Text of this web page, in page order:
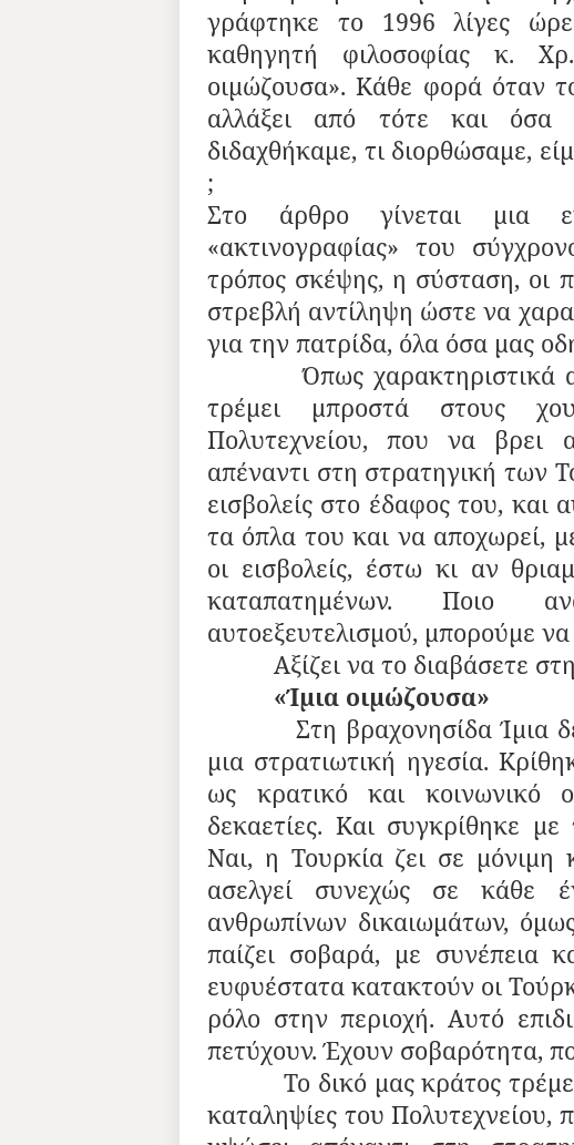
γράφτηκε το 1996 λίγες
καθηγητή φιλοσοφίας κ.
οιμώζουσα». Κάθε φορά όταν
αλλάξει από τότε και
διδαχθήκαμε, τι διορθώσαμε,
;
Στο άρθρο γίνεται μια
«ακτινογραφίας» του
τρόπος σκέψης, η σύσταση, οι
στρεβλή αντίληψη ώστε να
για την πατρίδα, όλα όσα μας
Όπως χαρακτηριστικά
τρέμει μπροστά στους
Πολυτεχνείου, που να
απέναντι στη στρατηγική των
εισβολείς στο έδαφος του, και
τα όπλα του και να αποχωρεί,
οι εισβολείς, έστω κι αν
καταπατημένων. Ποιο
αυτοεξευτελισμού, μπορούμε
Αξίζει να το διαβάσετε στη
«Ίμια οιμώζουσα»
Στη βραχονησίδα Ίμια
μια στρατιωτική ηγεσία.
ως κρατικό και κοινωνικό
δεκαετίες. Και συγκρίθηκε
Ναι, η Τουρκία ζει σε μόνιμη
ασελγεί συνεχώς σε κάθε
ανθρωπίνων δικαιωμάτων,
παίζει σοβαρά, με συνέπεια
ευφυέστατα κατακτούν οι
ρόλο στην περιοχή. Αυτό
πετύχουν. Έχουν σοβαρότητα,
Το δικό μας κράτος τρέμει
καταληψίες του Πολυτεχνείου,